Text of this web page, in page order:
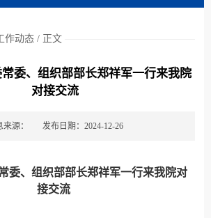
作动态 / 正文
委、组织部部长郑祥军一行来我院
对接交流
源： 发布日期：2024-12-26
委、组织部部长郑祥军一行来我院对
接交流